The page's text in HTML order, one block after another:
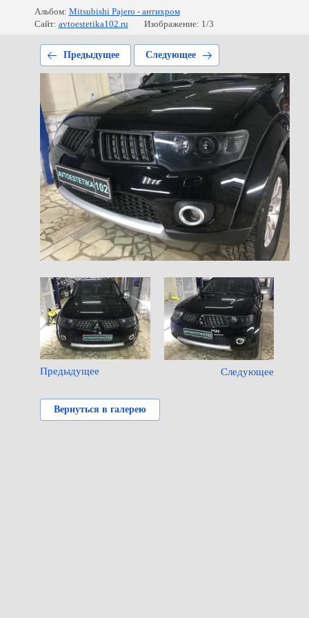
Альбом: Mitsubishi Pajero - антихром
Сайт: avtoestetika102.ru Изображение: 1/3
Предыдущее Следующее
Предыдущее Следующее
Вернуться в галерею